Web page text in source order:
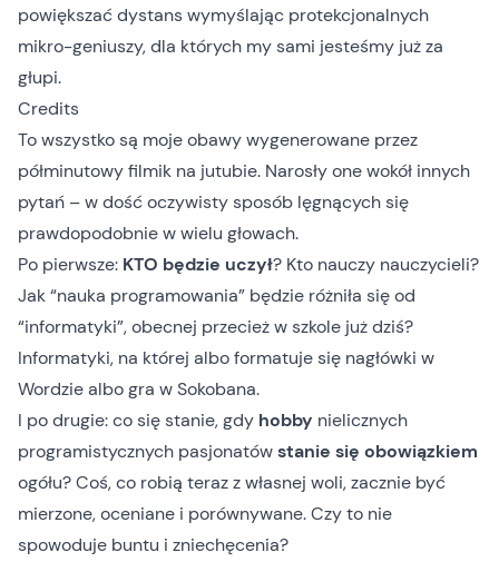
powiększać dystans wymyślając protekcjonalnych
mikro-geniuszy, dla których my sami jesteśmy już za
głupi.
Credits
To wszystko są moje obawy wygenerowane przez
półminutowy filmik na jutubie. Narosły one wokół innych
pytań – w dość oczywisty sposób lęgnących się
prawdopodobnie w wielu głowach.
Po pierwsze: KTO będzie uczył? Kto nauczy nauczycieli?
Jak “nauka programowania” będzie różniła się od
“informatyki”, obecnej przecież w szkole już dziś?
Informatyki, na której albo formatuje się nagłówki w
Wordzie albo gra w Sokobana.
I po drugie: co się stanie, gdy hobby nielicznych
programistycznych pasjonatówstanie się obowiązkiem
ogółu? Coś, co robią teraz z własnej woli, zacznie być
mierzone, oceniane i porównywane. Czy to nie
spowoduje buntu i zniechęcenia?